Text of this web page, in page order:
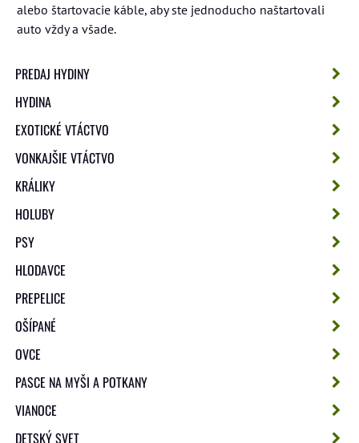
alebo štartovacie káble, aby ste jednoducho naštartovali
auto vždy a všade.
PREDAJ HYDINY
HYDINA
EXOTICKÉ VTÁCTVO
VONKAJŠIE VTÁCTVO
KRÁLIKY
HOLUBY
PSY
HLODAVCE
PREPELICE
OŠÍPANÉ
OVCE
PASCE NA MYŠI A POTKANY
VIANOCE
DETSKÝ SVET